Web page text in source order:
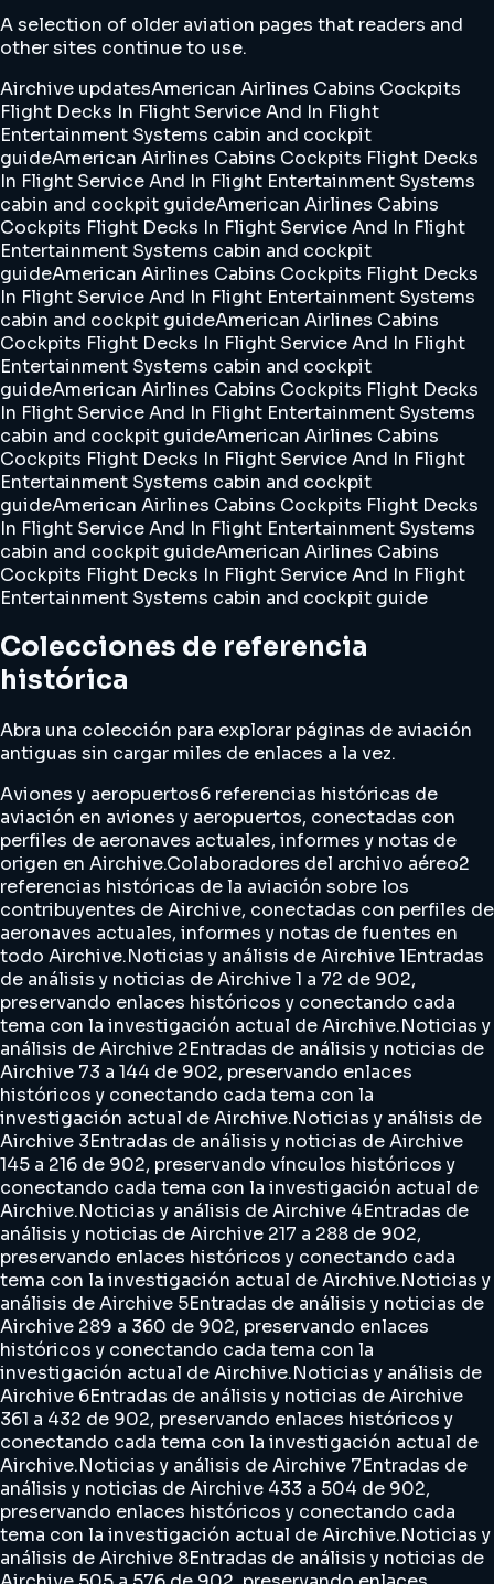
A selection of older aviation pages that readers and
other sites continue to use.
Airchive updatesAmerican Airlines Cabins Cockpits
Flight Decks In Flight Service And In Flight
Entertainment Systems cabin and cockpit
guideAmerican Airlines Cabins Cockpits Flight Decks
In Flight Service And In Flight Entertainment Systems
cabin and cockpit guideAmerican Airlines Cabins
Cockpits Flight Decks In Flight Service And In Flight
Entertainment Systems cabin and cockpit
guideAmerican Airlines Cabins Cockpits Flight Decks
In Flight Service And In Flight Entertainment Systems
cabin and cockpit guideAmerican Airlines Cabins
Cockpits Flight Decks In Flight Service And In Flight
Entertainment Systems cabin and cockpit
guideAmerican Airlines Cabins Cockpits Flight Decks
In Flight Service And In Flight Entertainment Systems
cabin and cockpit guideAmerican Airlines Cabins
Cockpits Flight Decks In Flight Service And In Flight
Entertainment Systems cabin and cockpit
guideAmerican Airlines Cabins Cockpits Flight Decks
In Flight Service And In Flight Entertainment Systems
cabin and cockpit guideAmerican Airlines Cabins
Cockpits Flight Decks In Flight Service And In Flight
Entertainment Systems cabin and cockpit guide
Colecciones de referencia
histórica
Abra una colección para explorar páginas de aviación
antiguas sin cargar miles de enlaces a la vez.
Aviones y aeropuertos6 referencias históricas de
aviación en aviones y aeropuertos, conectadas con
perfiles de aeronaves actuales, informes y notas de
origen en Airchive.Colaboradores del archivo aéreo2
referencias históricas de la aviación sobre los
contribuyentes de Airchive, conectadas con perfiles de
aeronaves actuales, informes y notas de fuentes en
todo Airchive.Noticias y análisis de Airchive 1Entradas
de análisis y noticias de Airchive 1 a 72 de 902,
preservando enlaces históricos y conectando cada
tema con la investigación actual de Airchive.Noticias y
análisis de Airchive 2Entradas de análisis y noticias de
Airchive 73 a 144 de 902, preservando enlaces
históricos y conectando cada tema con la
investigación actual de Airchive.Noticias y análisis de
Airchive 3Entradas de análisis y noticias de Airchive
145 a 216 de 902, preservando vínculos históricos y
conectando cada tema con la investigación actual de
Airchive.Noticias y análisis de Airchive 4Entradas de
análisis y noticias de Airchive 217 a 288 de 902,
preservando enlaces históricos y conectando cada
tema con la investigación actual de Airchive.Noticias y
análisis de Airchive 5Entradas de análisis y noticias de
Airchive 289 a 360 de 902, preservando enlaces
históricos y conectando cada tema con la
investigación actual de Airchive.Noticias y análisis de
Airchive 6Entradas de análisis y noticias de Airchive
361 a 432 de 902, preservando enlaces históricos y
conectando cada tema con la investigación actual de
Airchive.Noticias y análisis de Airchive 7Entradas de
análisis y noticias de Airchive 433 a 504 de 902,
preservando enlaces históricos y conectando cada
tema con la investigación actual de Airchive.Noticias y
análisis de Airchive 8Entradas de análisis y noticias de